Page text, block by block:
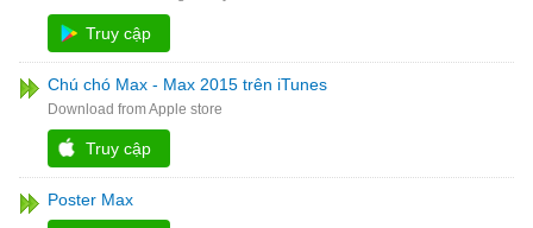
Truy cập
Chú chó Max - Max 2015 trên iTunes
Truy cập
Poster Max